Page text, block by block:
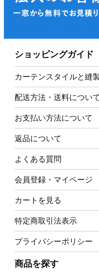
ショッピングガイド
カーテンスタイルと縫
配送方法・送料について
お支払い方法について
返品について
よくある質問
会員登録・マイページ
カートを見る
特定商取引法表示
プライバシーポリシー
商品を探す